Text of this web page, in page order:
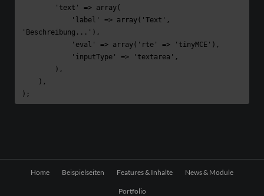
'Beschreibung...'),
);
Navigation
Home Beispielseiten Features & Inhalte News & Module
Portfolio